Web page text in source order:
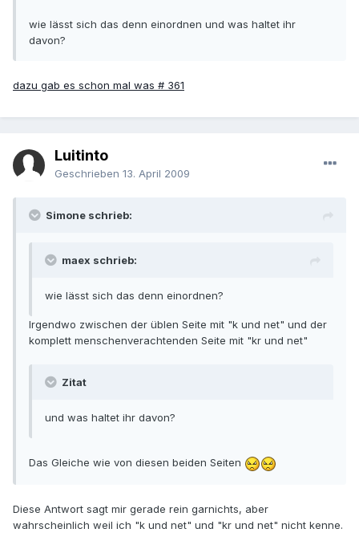
wie lässt sich das denn einordnen und was haltet ihr
davon?
dazu gab es schon mal was # 361
Luitinto
Geschrieben 13. April 2009
Simone schrieb:
maex schrieb:
wie lässt sich das denn einordnen?
Irgendwo zwischen der üblen Seite mit "k und net" und der
komplett menschenverachtenden Seite mit "kr und net"
Zitat
und was haltet ihr davon?
Das Gleiche wie von diesen beiden Seiten
Diese Antwort sagt mir gerade rein garnichts, aber
wahrscheinlich weil ich "k und net" und "kr und net" nicht kenne.